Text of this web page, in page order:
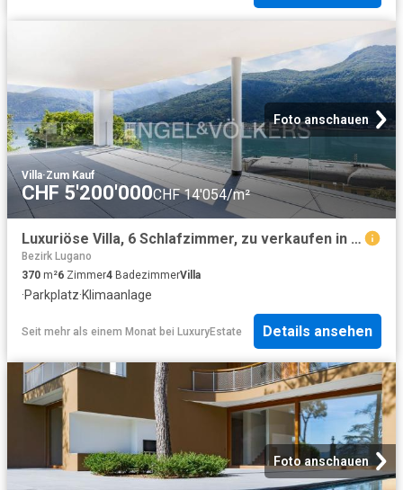
Foto anschauen
Villa·Zum Kauf
CHF 5'200'000CHF 14'054/m²
Luxuriöse Villa, 6 Schlafzimmer, zu verkaufen in Vico Morcote, Tessin
Bezirk Lugano
370 m²6 Zimmer4 BadezimmerVilla
·Parkplatz·Klimaanlage
Seit mehr als einem Monat bei LuxuryEstate Details ansehen
Foto anschauen